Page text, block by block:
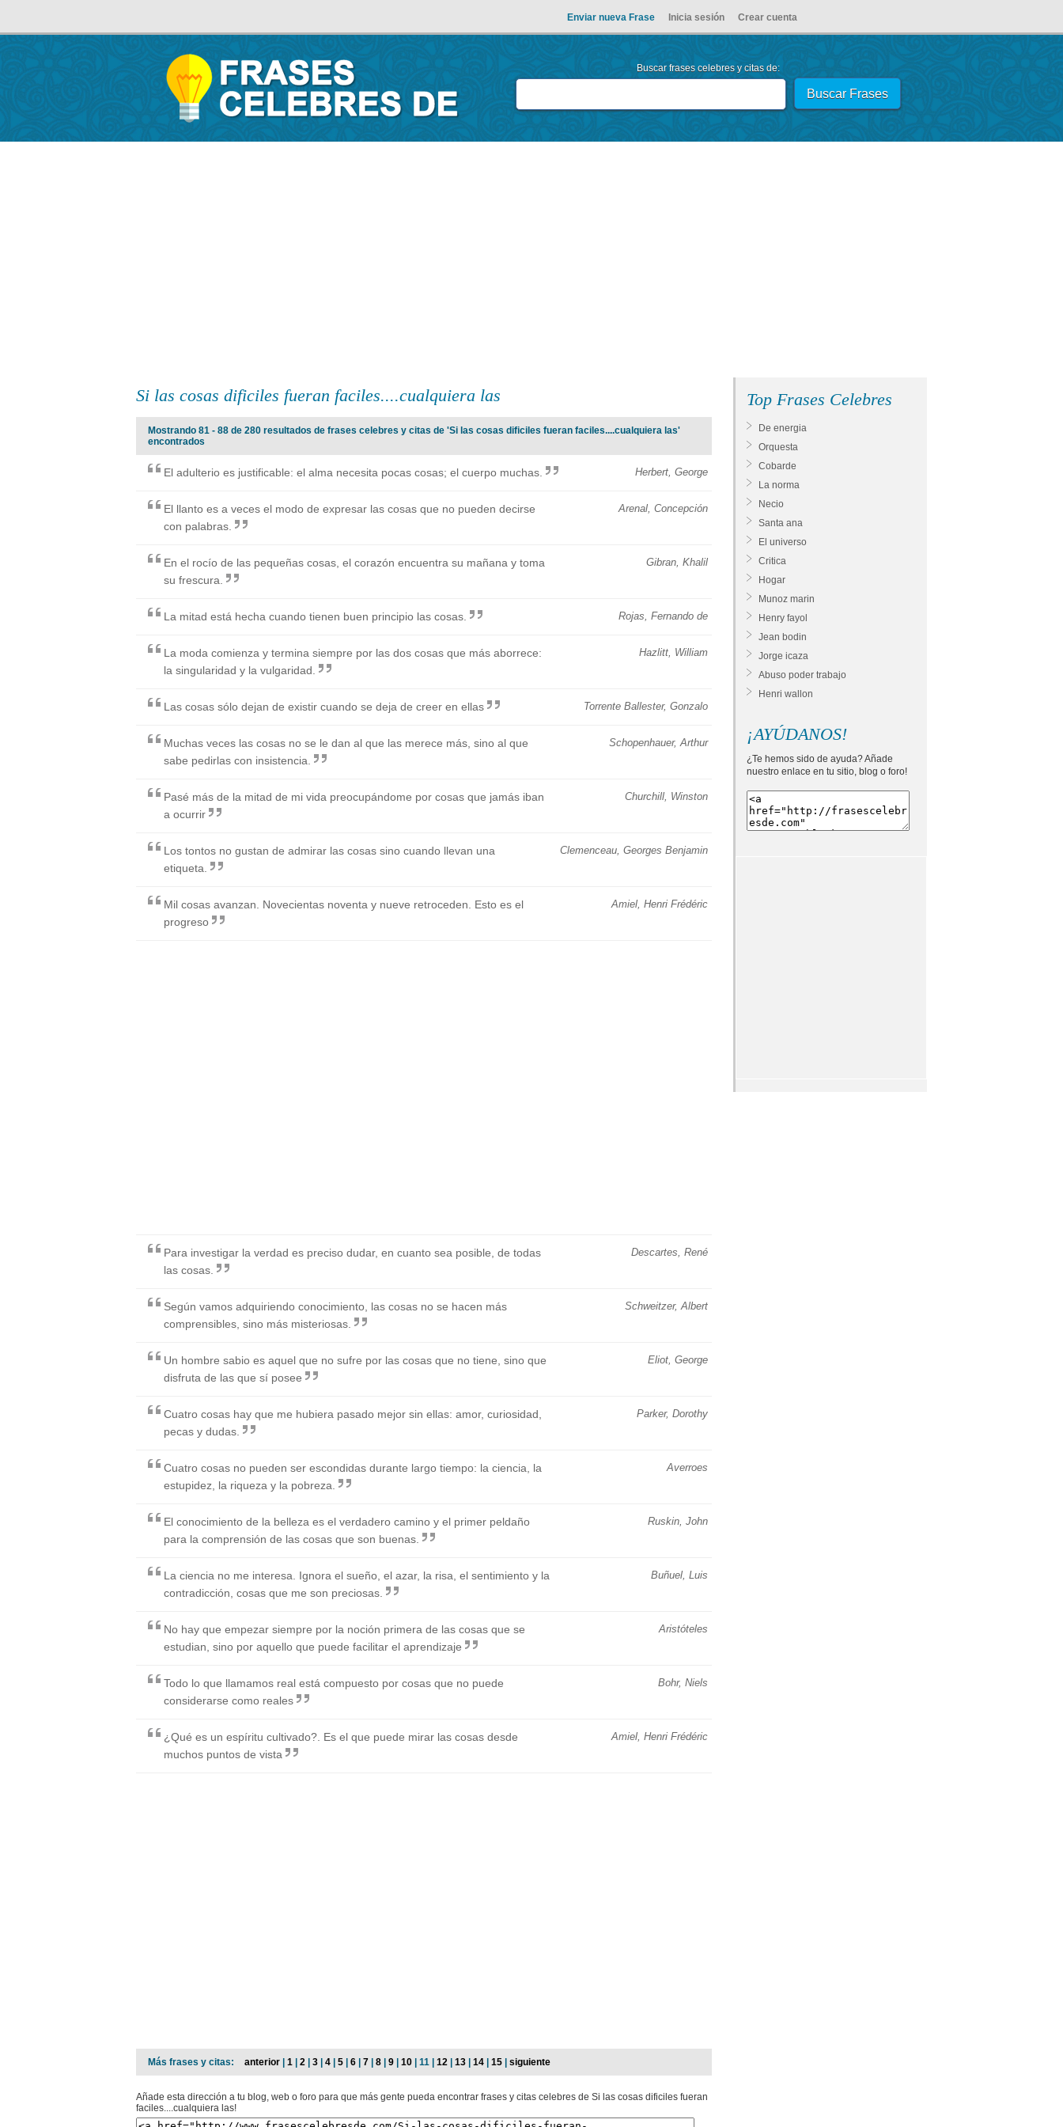
Enviar nueva Frase Inicia sesión Crear cuenta
Buscar frases celebres y citas de:
Si las cosas dificiles fueran faciles....cualquiera las
Mostrando 81 - 88 de 280 resultados de frases celebres y citas de 'Si las cosas dificiles fueran faciles....cualquiera las'
encontrados
Herbert, George
El adulterio es justificable: el alma necesita pocas cosas; el cuerpo muchas.
Arenal, Concepción
El llanto es a veces el modo de expresar las cosas que no pueden decirse
con palabras.
Gibran, Khalil
En el rocío de las pequeñas cosas, el corazón encuentra su mañana y toma
su frescura.
Rojas, Fernando de
La mitad está hecha cuando tienen buen principio las cosas.
Hazlitt, William
La moda comienza y termina siempre por las dos cosas que más aborrece:
la singularidad y la vulgaridad.
Torrente Ballester, Gonzalo
Las cosas sólo dejan de existir cuando se deja de creer en ellas
Schopenhauer, Arthur
Muchas veces las cosas no se le dan al que las merece más, sino al que
sabe pedirlas con insistencia.
Churchill, Winston
Pasé más de la mitad de mi vida preocupándome por cosas que jamás iban
a ocurrir
Clemenceau, Georges Benjamin
Los tontos no gustan de admirar las cosas sino cuando llevan una
etiqueta.
Amiel, Henri Frédéric
Mil cosas avanzan. Novecientas noventa y nueve retroceden. Esto es el
progreso
Descartes, René
Para investigar la verdad es preciso dudar, en cuanto sea posible, de todas
las cosas.
Schweitzer, Albert
Según vamos adquiriendo conocimiento, las cosas no se hacen más
comprensibles, sino más misteriosas.
Eliot, George
Un hombre sabio es aquel que no sufre por las cosas que no tiene, sino que
disfruta de las que sí posee
Parker, Dorothy
Cuatro cosas hay que me hubiera pasado mejor sin ellas: amor, curiosidad,
pecas y dudas.
Averroes
Cuatro cosas no pueden ser escondidas durante largo tiempo: la ciencia, la
estupidez, la riqueza y la pobreza.
Ruskin, John
El conocimiento de la belleza es el verdadero camino y el primer peldaño
para la comprensión de las cosas que son buenas.
Buñuel, Luis
La ciencia no me interesa. Ignora el sueño, el azar, la risa, el sentimiento y la
contradicción, cosas que me son preciosas.
Aristóteles
No hay que empezar siempre por la noción primera de las cosas que se
estudian, sino por aquello que puede facilitar el aprendizaje
Bohr, Niels
Todo lo que llamamos real está compuesto por cosas que no puede
considerarse como reales
Amiel, Henri Frédéric
¿Qué es un espíritu cultivado?. Es el que puede mirar las cosas desde
muchos puntos de vista
Más frases y citas: anterior 1 2 3 4 5 6 7 8 9 10 | 11 | 12 13 14 15 siguiente
Añade esta dirección a tu blog, web o foro para que más gente pueda encontrar frases y citas celebres de Si las cosas dificiles fueran
faciles....cualquiera las!
Top Frases Celebres
De energia
Orquesta
Cobarde
La norma
Necio
Santa ana
El universo
Critica
Hogar
Munoz marin
Henry fayol
Jean bodin
Jorge icaza
Abuso poder trabajo
Henri wallon
¡AYÚDANOS!
¿Te hemos sido de ayuda? Añade
nuestro enlace en tu sitio, blog o foro!